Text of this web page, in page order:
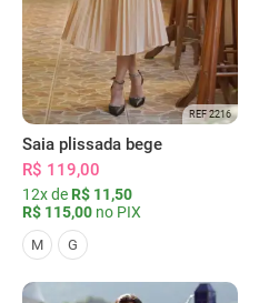
REF 2216
Saia plissada bege
R$ 119,00
12x de R$ 11,50
R$ 115,00 no PIX
M G